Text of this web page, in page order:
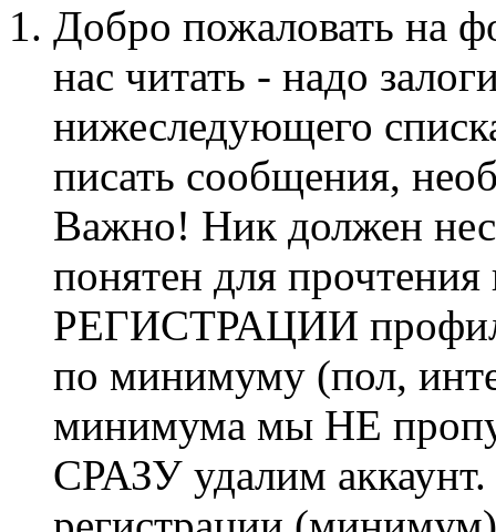
Добро пожаловать на
нас читать - надо
нижеследующего
писать сообщения,
Важно! Ник должен
понятен для
РЕГИСТРАЦИИ профиль
по минимуму (пол,
минимума мы НЕ
СРАЗУ удалим